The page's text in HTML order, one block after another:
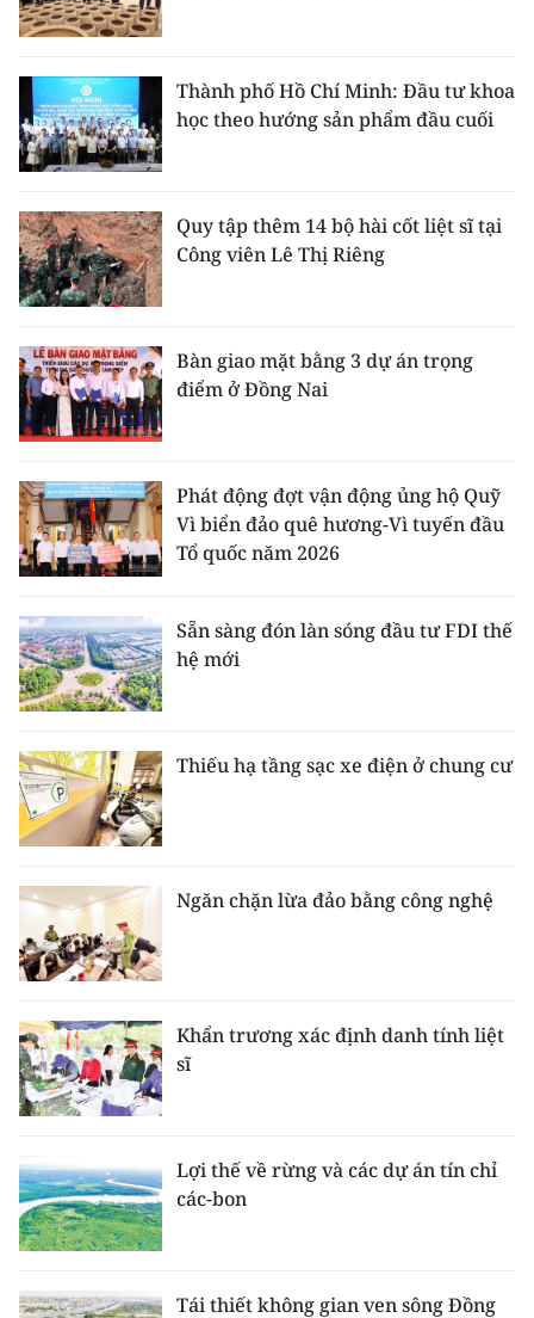
Thành phố Hồ Chí Minh: Đầu tư khoa
học theo hướng sản phẩm đầu cuối
Quy tập thêm 14 bộ hài cốt liệt sĩ tại
Công viên Lê Thị Riêng
Bàn giao mặt bằng 3 dự án trọng
điểm ở Đồng Nai
Phát động đợt vận động ủng hộ Quỹ
Vì biển đảo quê hương-Vì tuyến đầu
Tổ quốc năm 2026
Sẵn sàng đón làn sóng đầu tư FDI thế
hệ mới
Thiếu hạ tầng sạc xe điện ở chung cư
Ngăn chặn lừa đảo bằng công nghệ
Khẩn trương xác định danh tính liệt
sĩ
Lợi thế về rừng và các dự án tín chỉ
các-bon
Tái thiết không gian ven sông Đồng